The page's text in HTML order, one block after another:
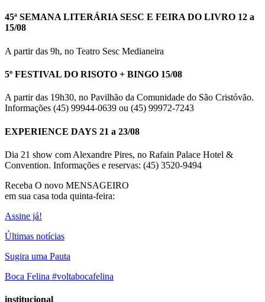
45ª SEMANA LITERÁRIA SESC E FEIRA DO LIVRO 12 a
15/08
A partir das 9h, no Teatro Sesc Medianeira
5º FESTIVAL DO RISOTO + BINGO 15/08
A partir das 19h30, no Pavilhão da Comunidade do São Cristóvão.
Informações (45) 99944-0639 ou (45) 99972-7243
EXPERIENCE DAYS 21 a 23/08
Dia 21 show com Alexandre Pires, no Rafain Palace Hotel &
Convention. Informações e reservas: (45) 3520-9494
Receba O novo MENSAGEIRO
em sua casa toda quinta-feira:
Assine já!
Últimas notícias
Sugira uma Pauta
Boca Felina #voltabocafelina
institucional